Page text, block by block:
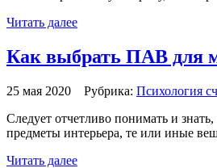
Читать далее
Как выбрать ПАВ для
25 мая 2020 Рубрика: Психология
Следует отчетливо понимать и
предметы интерьера, те или иные
Читать далее